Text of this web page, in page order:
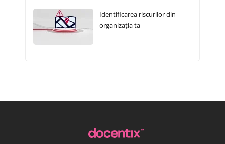
Identificarea riscurilor din
organizația ta